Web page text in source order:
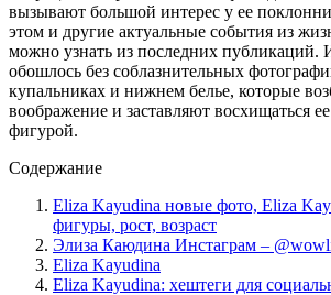
вызывают большой интерес у ее
этом и другие актуальные события из
можно узнать из последних публикаций.
обошлось без соблазнительных
купальниках и нижнем белье, которые
воображение и заставляют восхищаться
фигурой.
Содержание
Eliza Kayudina новые фото, Eliza
фигуры, рост, возраст
Элиза Каюдина Инстаграм –
Eliza Kayudina
Eliza Kayudina: хештеги для